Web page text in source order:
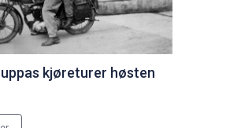
kjøreturer høsten